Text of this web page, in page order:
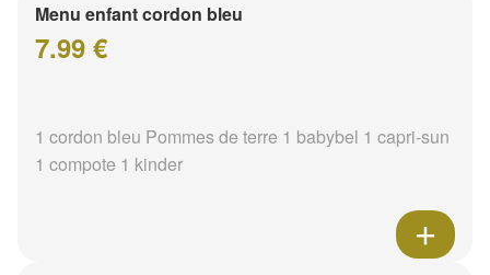
Menu enfant cordon bleu
7.99 €
1 cordon bleu Pommes de terre 1 babybel 1 capri-sun
1 compote 1 kinder